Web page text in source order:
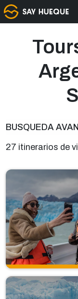
BUSQUEDA
27 itinerarios de